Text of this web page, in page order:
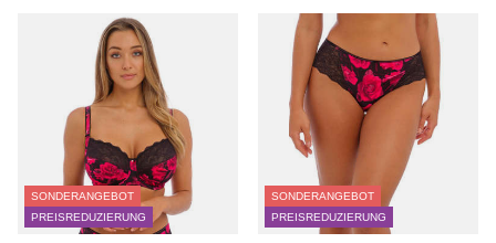
SONDERANGEBOT
PREISREDUZIERUNG
SONDERANGEBOT
PREISREDUZIERUNG